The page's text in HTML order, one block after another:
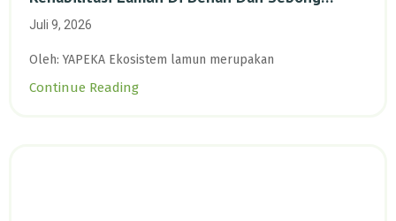
Lagoi, Kepulauan Riau
Juli 9, 2026
Oleh: YAPEKA Ekosistem lamun merupakan
Continue Reading